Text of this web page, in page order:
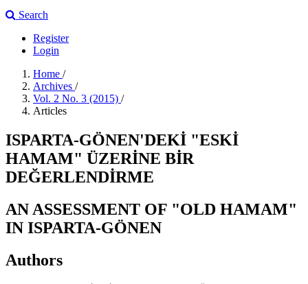
Search
Register
Login
Home /
Archives /
Vol. 2 No. 3 (2015) /
Articles
ISPARTA-GÖNEN'DEKİ "ESKİ
HAMAM" ÜZERİNE BİR
DEĞERLENDİRME
AN ASSESSMENT OF "OLD HAMAM"
IN ISPARTA-GÖNEN
Authors